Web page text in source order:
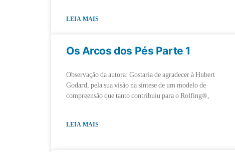
LEIA MAIS
Os Arcos dos Pés Parte 1
Observação da autora: Gostaria de agradecer à Hubert
Godard, pela sua visão na síntese de um modelo de
compreensão que tanto contribuiu para o Rolfing®,
LEIA MAIS